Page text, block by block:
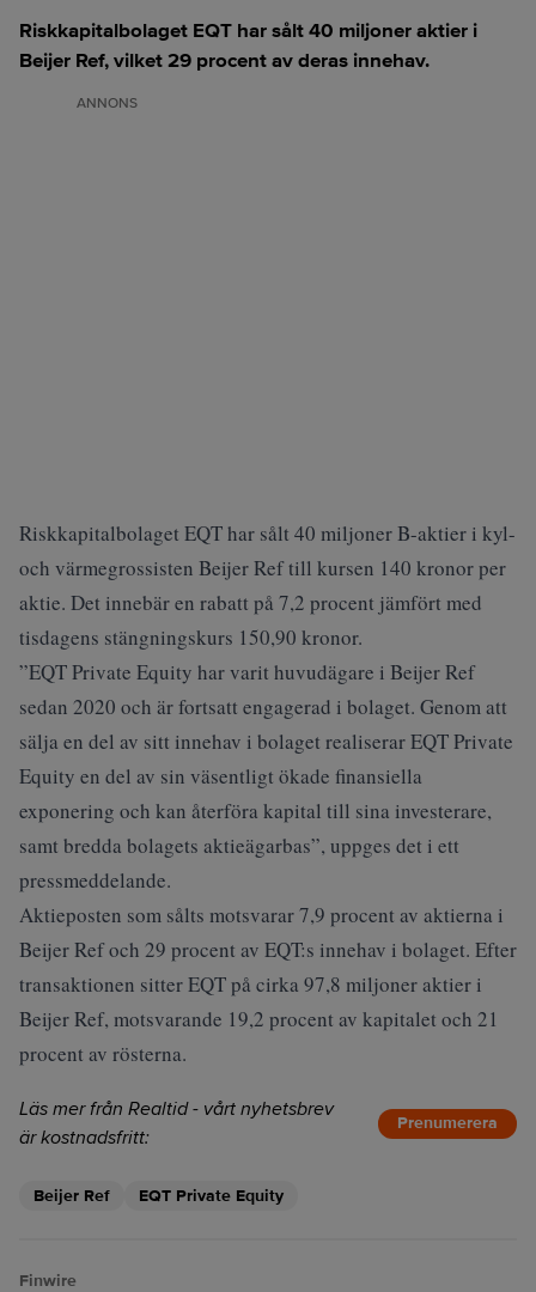
Riskkapitalbolaget EQT har sålt 40 miljoner aktier i
Beijer Ref, vilket 29 procent av deras innehav.
ANNONS
Riskkapitalbolaget EQT har sålt 40 miljoner B-aktier i kyl-
och värmegrossisten Beijer Ref till kursen 140 kronor per
aktie. Det innebär en rabatt på 7,2 procent jämfört med
tisdagens stängningskurs 150,90 kronor.
”EQT Private Equity har varit huvudägare i Beijer Ref
sedan 2020 och är fortsatt engagerad i bolaget. Genom att
sälja en del av sitt innehav i bolaget realiserar EQT Private
Equity en del av sin väsentligt ökade finansiella
exponering och kan återföra kapital till sina investerare,
samt bredda bolagets aktieägarbas”, uppges det i ett
pressmeddelande.
Aktieposten som sålts motsvarar 7,9 procent av aktierna i
Beijer Ref och 29 procent av EQT:s innehav i bolaget. Efter
transaktionen sitter EQT på cirka 97,8 miljoner aktier i
Beijer Ref, motsvarande 19,2 procent av kapitalet och 21
procent av rösterna.
Läs mer från Realtid - vårt nyhetsbrev
är kostnadsfritt:
Prenumerera
Beijer Ref EQT Private Equity
Finwire